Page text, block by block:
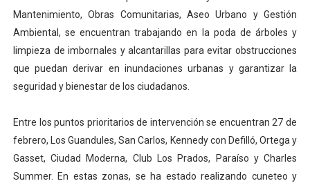
Mantenimiento, Obras Comunitarias, Aseo Urbano y Gestión
Ambiental, se encuentran trabajando en la poda de árboles y
limpieza de imbornales y alcantarillas para evitar obstrucciones
que puedan derivar en inundaciones urbanas y garantizar la
seguridad y bienestar de los ciudadanos.
Entre los puntos prioritarios de intervención se encuentran 27 de
febrero, Los Guandules, San Carlos, Kennedy con Defilló, Ortega y
Gasset, Ciudad Moderna, Club Los Prados, Paraíso y Charles
Summer. En estas zonas, se ha estado realizando cuneteo y